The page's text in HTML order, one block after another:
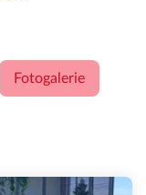
Fotogalerie